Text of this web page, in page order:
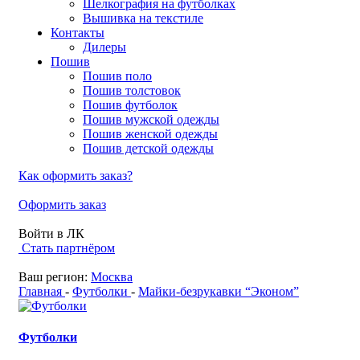
Шелкография на футболках
Вышивка на текстиле
Контакты
Дилеры
Пошив
Пошив поло
Пошив толстовок
Пошив футболок
Пошив мужской одежды
Пошив женской одежды
Пошив детской одежды
Как оформить заказ?
Оформить заказ
Войти в ЛК
Стать партнёром
Ваш регион: Москва
Главная - Футболки - Майки-безрукавки “Эконом”
Футболки